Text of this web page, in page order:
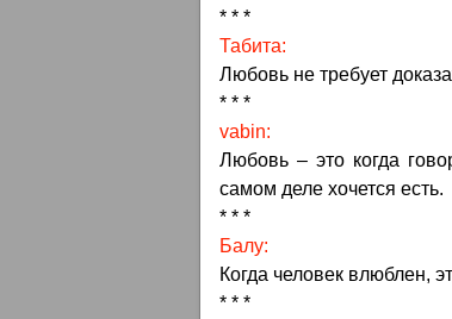
* * *
Табита:
Любовь не требует
* * *
vabin:
Любовь – это когда
самом деле хочется есть.
* * *
Балу:
Когда человек влюблен,
* * *